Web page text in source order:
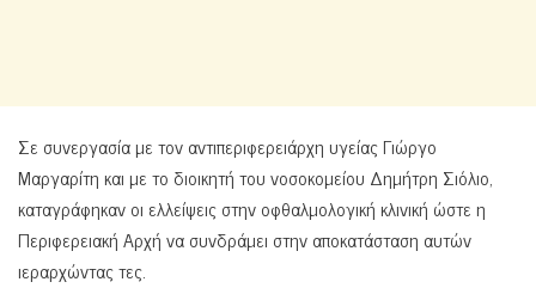
Σε συνεργασία με τον αντιπεριφερειάρχη υγείας Γιώργο
Μαργαρίτη και με το διοικητή του νοσοκομείου Δημήτρη Σιόλιο,
καταγράφηκαν οι ελλείψεις στην οφθαλμολογική κλινική ώστε η
Περιφερειακή Αρχή να συνδράμει στην αποκατάσταση αυτών
ιεραρχώντας τες.